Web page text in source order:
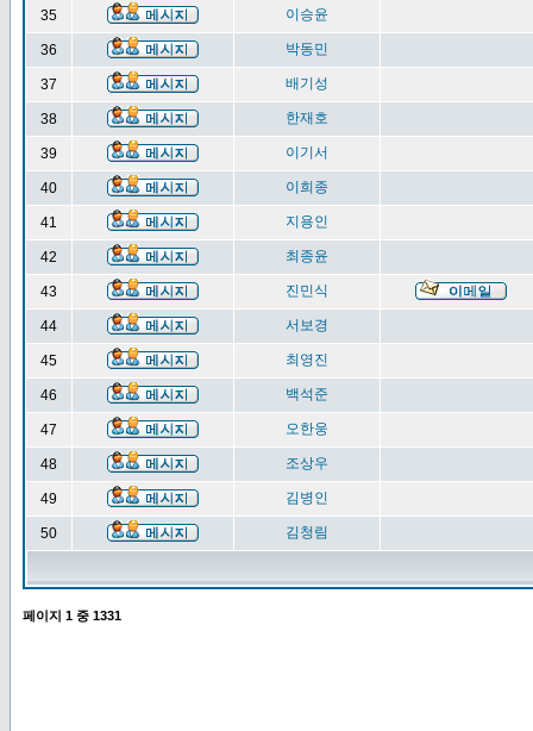
35 이승윤
36 박동민
37 배기성
38 한재호
39 이기서
40 이희종
41 지용인
42 최종윤
43 진민식
44 서보경
45 최영진
46 백석준
47 오한웅
48 조상우
49 김병인
50 김청림
페이지 1 중 1331